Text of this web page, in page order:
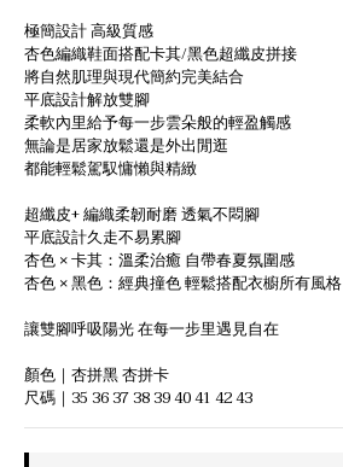
極簡設計 高級質感
杏色編織鞋面搭配卡其/黑色超纖皮拼接
將自然肌理與現代簡約完美結合
平底設計解放雙腳
柔軟內里給予每一步雲朵般的輕盈觸感
無論是居家放鬆還是外出閒逛
都能輕鬆駕馭慵懶與精緻
超纖皮+ 編織柔韌耐磨 透氣不悶腳
平底設計久走不易累腳
杏色 × 卡其：溫柔治癒 自帶春夏氛圍感
杏色 × 黑色：經典撞色 輕鬆搭配衣櫥所有風格
讓雙腳呼吸陽光 在每一步里遇見自在
顏色｜杏拼黑 杏拼卡
尺碼｜35 36 37 38 39 40 41 42 43